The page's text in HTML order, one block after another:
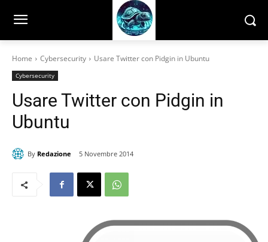
Home Cybersecurity Usare Twitter con Pidgin in Ubuntu
Cybersecurity
Usare Twitter con Pidgin in
Ubuntu
By Redazione 5 Novembre 2014